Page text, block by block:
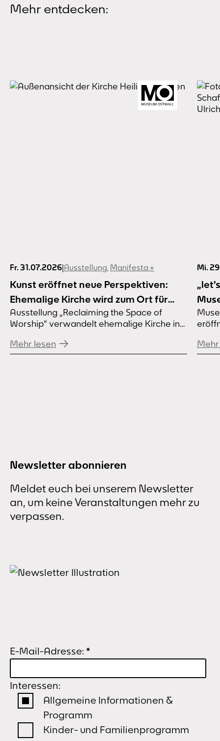
Mehr entdecken:
Fr. 31.07.2026|Ausstellung Manifesta +
Kunst eröffnet neue Perspektiven:
Ehemalige Kirche wird zum Ort für
Kunst und Gemeinschaft
Ausstellung „Reclaiming the Space of
Worship“ verwandelt ehemalige Kirche in
leerstehende Kirchen zu Orten der
Begegnung werden? Die Ausstellung
Mehr lesen
Mi.
Newsletter abonnieren
Meldet euch bei unserem Newsletter
an, um keine Veranstaltungen mehr zu
verpassen.
E-Mail-Adresse: *
Interessen:
Allgemeine Informationen &
Programm
Kinder- und Familienprogramm